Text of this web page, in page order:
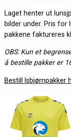
Laget henter ut
bilder under. Pris for
pakkene faktureres
OBS: Kun et
å bestille pakker er
Bestill Isbjørnpakker